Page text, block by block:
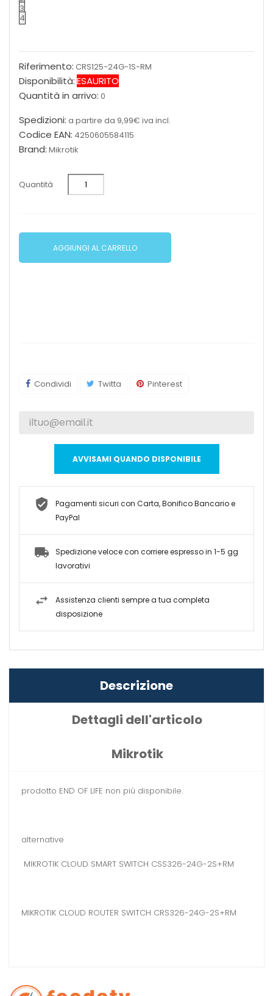
3
4
Riferimento: CRS125-24G-1S-RM
Disponibilità:ESAURITO
Quantità in arrivo: 0
Spedizioni: a partire da 9,99€ iva incl.
Codice EAN: 4250605584115
Brand: Mikrotik
Quantità
AGGIUNGI AL CARRELLO
Condividi Twitta Pinterest
AVVISAMI QUANDO DISPONIBILE
Pagamenti sicuri con Carta, Bonifico Bancario e
PayPal
Spedizione veloce con corriere espresso in 1-5 gg
lavorativi
Assistenza clienti sempre a tua completa
disposizione
Descrizione
Dettagli dell'articolo
Mikrotik
prodotto END OF LIFE non più disponibile.
alternative
MIKROTIK CLOUD SMART SWITCH CSS326-24G-2S+RM
MIKROTIK CLOUD ROUTER SWITCH CRS326-24G-2S+RM